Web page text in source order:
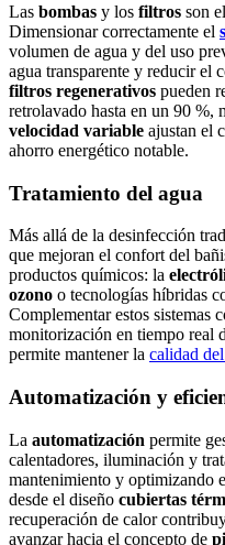
Las bombas y los filtros son
Dimensionar correctamente el
volumen de agua y del uso
agua transparente y reducir el
filtros regenerativos pueden
retrolavado hasta en un 90 %,
velocidad variable ajustan el
ahorro energético notable.
Tratamiento del agua
Más allá de la desinfección
que mejoran el confort del
productos químicos: la
ozono o tecnologías híbridas
Complementar estos sistemas
monitorización en tiempo real
permite mantener la calidad
Automatización y
La automatización permite
calentadores, iluminación y
mantenimiento y optimizando
desde el diseño cubiertas
recuperación de calor
avanzar hacia el concepto de